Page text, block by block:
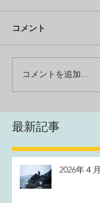
コメント
コメントを追加…
最新記事
2026年４月